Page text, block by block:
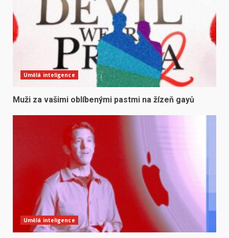
Umělá inteligence
Muži za vašimi oblíbenými pastmi na žízeň gayů
Umělá inteligence